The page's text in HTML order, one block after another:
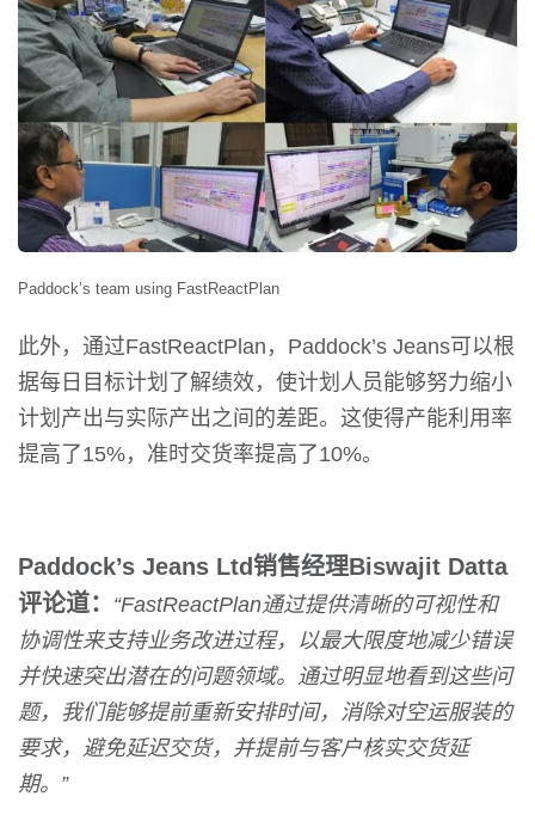
Paddock’s team using FastReactPlan
此外，通过FastReactPlan，Paddock’s Jeans可以根
据每日目标计划了解绩效，使计划人员能够努力缩小
计划产出与实际产出之间的差距。这使得产能利用率
提高了15%，准时交货率提高了10%。
Paddock’s Jeans Ltd销售经理Biswajit Datta
评论道： “FastReactPlan通过提供清晰的可视性和
协调性来支持业务改进过程，以最大限度地减少错误
并快速突出潜在的问题领域。通过明显地看到这些问
题，我们能够提前重新安排时间，消除对空运服装的
要求，避免延迟交货，并提前与客户核实交货延
期。”